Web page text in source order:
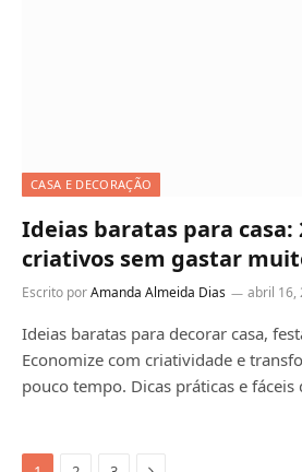
CASA E DECORAÇÃO
Ideias baratas para casa:
criativos sem gastar
Escrito porAmanda Almeida Dias abril 16,
Ideias baratas para decorar casa,
Economize com criatividade e
pouco tempo. Dicas práticas e fáceis